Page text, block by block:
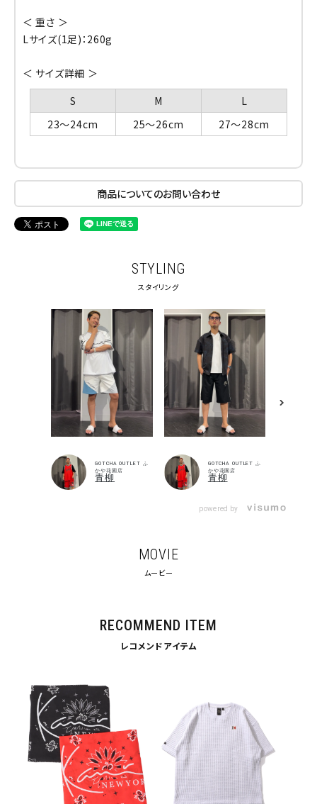
＜ 重さ ＞
Lサイズ(1足)：260g
＜ サイズ詳細 ＞
S
M
L
23～24cm
25～26cm 27～28cm
商品についてのお問い合わせ
STYLING
スタイリング
GOTCHA OUTLET ふ
かや花園店
青柳
GOTCHA OUTLET ふ
かや花園店
青柳
powered by
MOVIE
ムービー
RECOMMEND ITEM
レコメンドアイテム